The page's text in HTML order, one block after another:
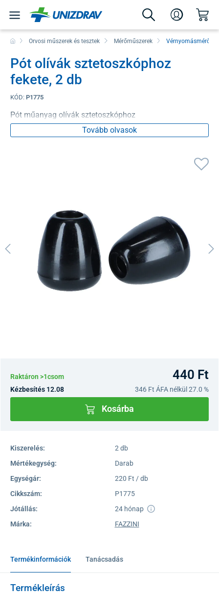
Orvosi műszerek és tesztek Mérőműszerek Vérnyomásmérők
Pót olívák sztetoszkóphoz
fekete, 2 db
KÓD: P1775
Pót műanyag olívák sztetoszkóphoz
Tovább olvasok
Raktáron >1csom 440 Ft
Kézbesítés 12.08 346 Ft ÁFA nélkül 27.0 %
Kosárba
Kiszerelés:
2 db
Mértékegység:
Darab
Egységár:
220 Ft / db
Cikkszám:
P1775
Jótállás:
24 hónap
Márka:
FAZZINI
Termékinformációk Tanácsadás
Termékleírás